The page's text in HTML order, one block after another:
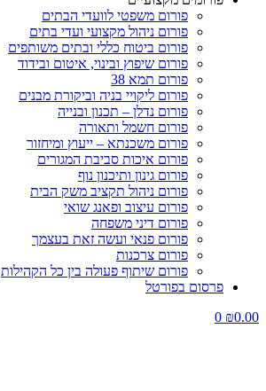
פורום משפטי לוועדי הבתים
פורום ניהול מקצועי ועדי בתים
פורום ביטוח כללי ובתים משותפים
פורום שיפוץ ובינוי, איטום ובידוד
פורום תמא 38
פורום ליקויי בניה וביקורת מבנים
פורום נדלן – תכנון ובנייה
פורום חשמל ותאורה
פורום משכנתא – ייעוץ ומיחזור
פורום איכות סביבת המגורים
פורום גינון ותיכנון נוף
פורום ניהול תקציב משק הבית
פורום עיצוב ופאנג שואי
פורום דיני משפחה
פורום פנאי ועשה זאת בעצמך
פורום צרכנות
פורום שיתוף פעולה בין כל הקהילות
פרסום בפורטל
₪0.00
0